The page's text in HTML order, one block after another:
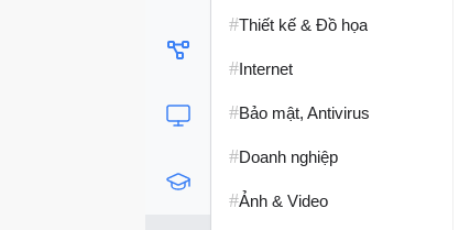
#Thiết kế & Đồ họa
#Internet
#Bảo mật, Antivirus
#Doanh nghiệp
#Ảnh & Video